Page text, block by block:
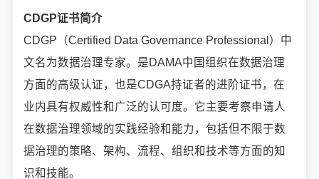
CDGP证书简介
CDGP（Certified Data Governance Professional）中
文名为数据治理专家。是DAMA中国组织在数据治理
方面的高级认证，也是CDGA持证者的进阶证书，在
业内具有权威性和广泛的认可度。它主要考察申请人
在数据治理领域的实践经验和能力，包括但不限于数
据治理的策略、架构、流程、组织和技术等方面的知
识和技能。